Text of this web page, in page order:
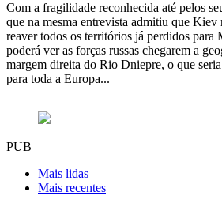
Com a fragilidade reconhecida até pelos
que na mesma entrevista admitiu que Kiev
reaver todos os territórios já perdidos para
poderá ver as forças russas chegarem a
margem direita do Rio Dniepre, o que
para toda a Europa...
PUB
Mais lidas
Mais recentes